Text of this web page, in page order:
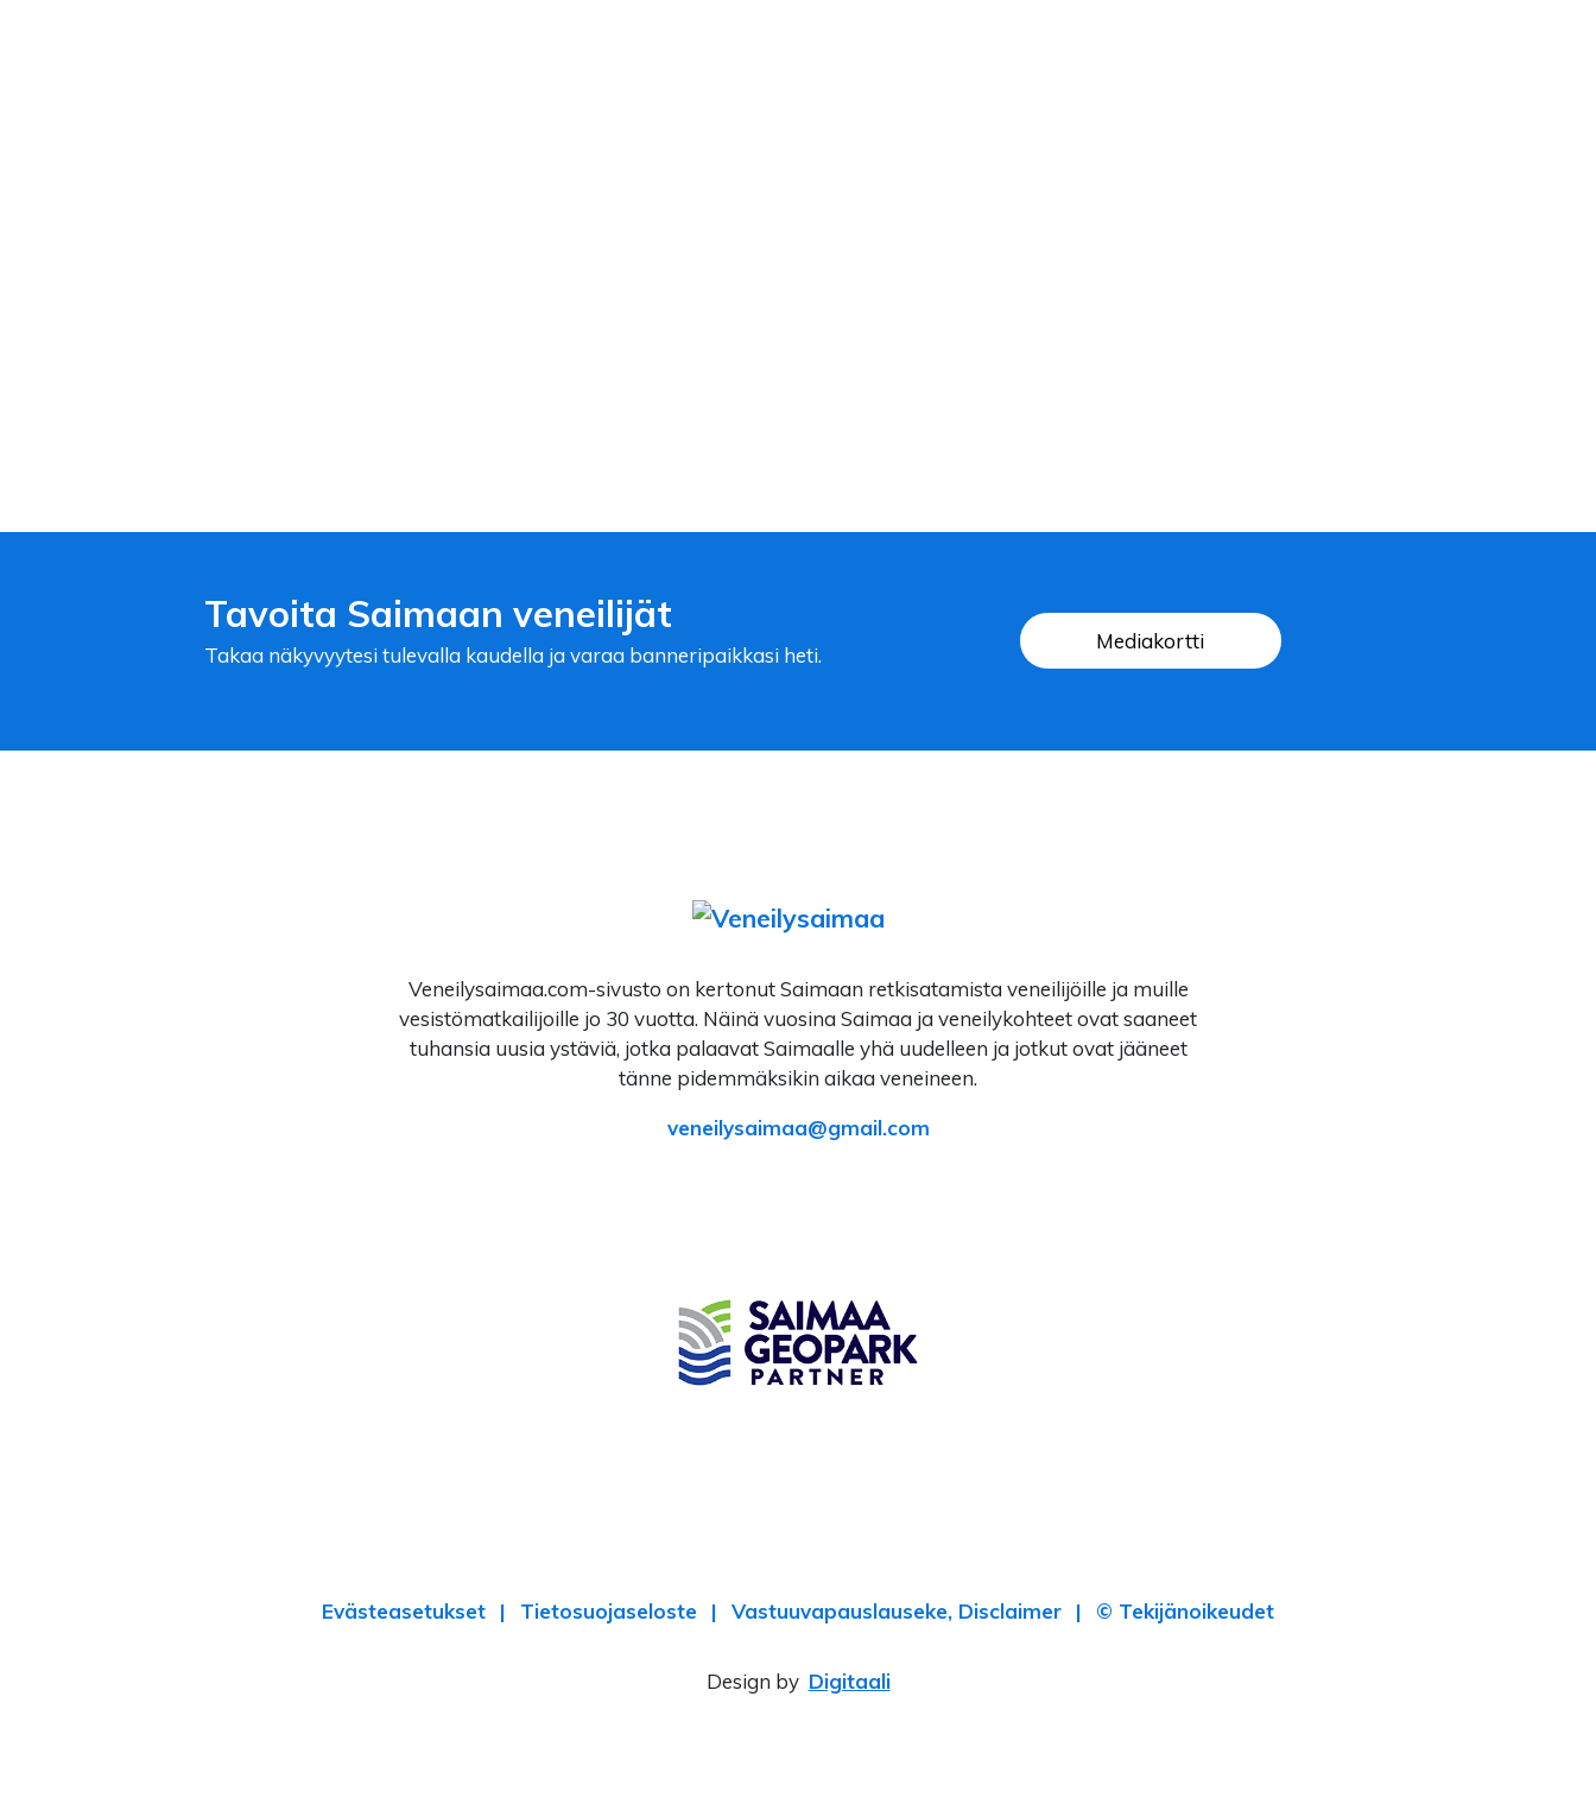
Tavoita Saimaan veneilijät
Takaa näkyvyytesi tulevalla kaudella ja varaa banneripaikkasi heti.
Mediakortti
Veneilysaimaa.com-sivusto on kertonut Saimaan retkisatamista veneilijöille ja muille
vesistömatkailijoille jo 30 vuotta. Näinä vuosina Saimaa ja veneilykohteet ovat saaneet
tuhansia uusia ystäviä, jotka palaavat Saimaalle yhä uudelleen ja jotkut ovat jääneet
tänne pidemmäksikin aikaa veneineen.
veneilysaimaa
gmail.com
Evästeasetukset Tietosuojaseloste Vastuuvapauslauseke, Disclaimer © Tekijänoikeudet
Design by Digitaali